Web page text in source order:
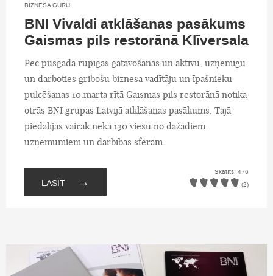
BIZNESA GURU
BNI Vivaldi atklāšanas pasākums
Gaismas pils restorānā Klīversala
Pēc pusgada rūpīgas gatavošanās un aktīvu, uzņēmīgu
un darboties gribošu biznesa vadītāju un īpašnieku
pulcēšanas 10.marta rītā Gaismas pils restorānā notika
otrās BNI grupas Latvijā atklāšanas pasākums. Tajā
piedalījās vairāk nekā 130 viesu no dažādiem
uzņēmumiem un darbības sfērām.
LASĪT →
Skatīts: 476
(2)